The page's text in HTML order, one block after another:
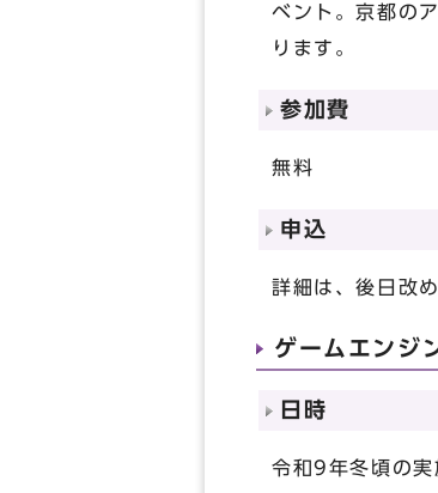
ベント。京都の
ります。
参加費
無料
申込
詳細は、後日改
ゲームエンジ
日時
令和9年冬頃の実